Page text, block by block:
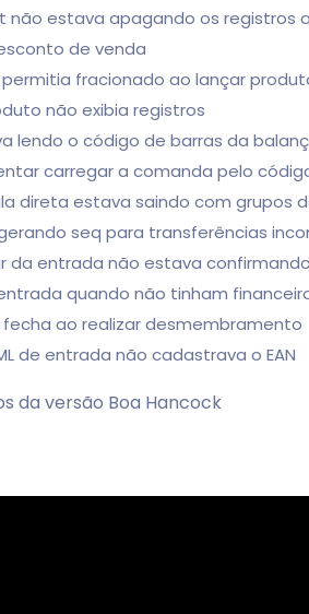
não estava apagando os
de venda
permitia fracionado ao lançar
não exibia registros
lendo o código de barras da
carregar a comanda pelo
direta estava saindo com grupos
gerando seq para transferências
da entrada não estava
entrada quando não tinham
fecha ao realizar desmembramento
de entrada não cadastrava o EAN
da versão Boa Hancock